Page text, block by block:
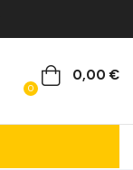
0
0,00€